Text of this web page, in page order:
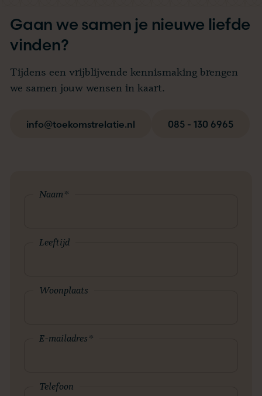
Gaan we samen je nieuwe liefde
vinden?
Tijdens een vrijblijvende kennismaking brengen
we samen jouw wensen in kaart.
info@toekomstrelatie.nl 085 - 130 6965
Naam*
Leeftijd
Woonplaats
E-mailadres*
Telefoon